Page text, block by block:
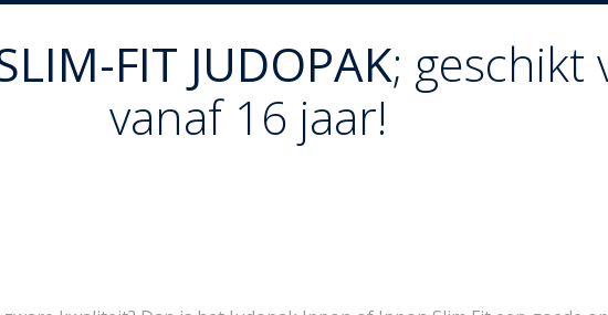
FIT JUDOPAK; geschikt
vanaf 16 jaar!